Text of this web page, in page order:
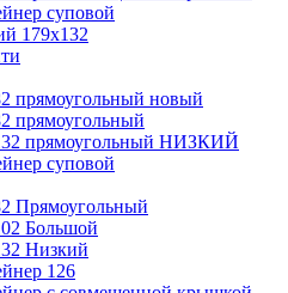
суповой
179х132
прямоугольный новый
прямоугольный
прямоугольный НИЗКИЙ
суповой
Прямоугольный
Большой
Низкий
126